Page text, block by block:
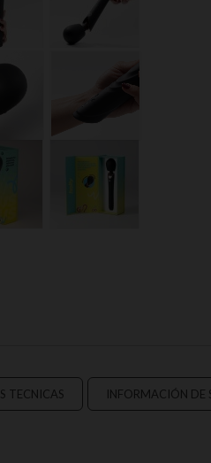
TECNICAS INFORMACIÓN DE